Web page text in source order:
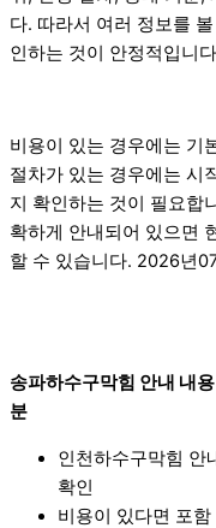
다. 따라서 여러 정보를
인하는 것이 안정적입니
비용이 있는 경우에는 기
절차가 있는 경우에는 시
지 확인하는 것이 필요합
확하게 안내되어 있으면
할 수 있습니다. 2026년
송파하수구막힘 안내 내
분
인천하수구막힘 안
확인
비용이 있다면 포